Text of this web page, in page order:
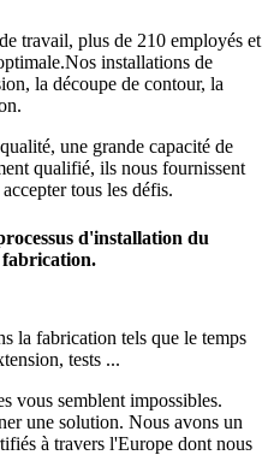
travail, plus de 210 employés et
installations de
la découpe de contour, la
une grande capacité de
qualifié, ils nous fournissent
tous les défis.
d'installation du
fabrication.
la fabrication tels que le temps
tests ...
vous semblent impossibles.
une solution. Nous avons un
à travers l'Europe dont nous